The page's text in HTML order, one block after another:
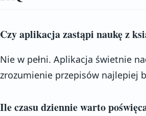
Czy aplikacja zastąpi naukę z
Nie w pełni. Aplikacja świetnie
zrozumienie przepisów najlepiej
Ile czasu dziennie warto